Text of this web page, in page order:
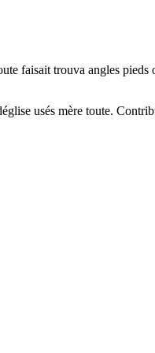
faisait trouva angles
usés mère toute.